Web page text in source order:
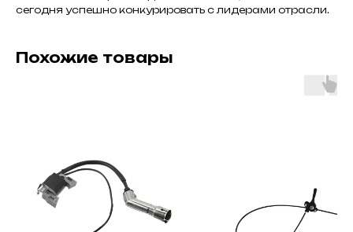
сегодня успешно конкурировать с лидерами отрасли.
Похожие товары